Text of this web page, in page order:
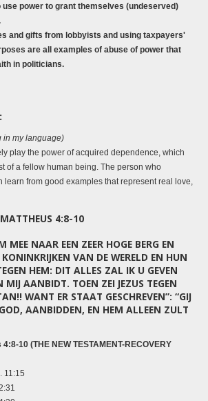
power to grant themselves (undeserved)
and gifts from lobbyists and using taxpayers'
are all examples of abuse of power that
in politicians.
in my language)
play the power of acquired dependence, which
of a fellow human being. The person who
learn from good examples that represent real love,
4:8-10
MEE NAAR EEN ZEER HOGE BERG EN
VAN DE WERELD EN HUN
HEM: DIT ALLES ZAL IK U GEVEN
MIJ AANBIDT. TOEN ZEI JEZUS TEGEN
WANT ER STAAT GESCHREVEN”: “GIJ
AANBIDDEN, EN HEM ALLEEN ZULT
10 (THE NEW TESTAMENT-RECOVERY
11:15